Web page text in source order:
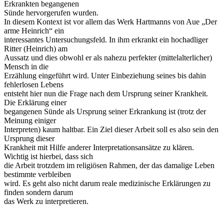
Erkrankten begangenen
Sünde hervorgerufen wurden.
In diesem Kontext ist vor allem das Werk Hartmanns von Aue „Der
arme Heinrich“ ein
interessantes Untersuchungsfeld. In ihm erkrankt ein hochadliger
Ritter (Heinrich) am
Aussatz und dies obwohl er als nahezu perfekter (mittelalterlicher)
Mensch in die
Erzählung eingeführt wird. Unter Einbeziehung seines bis dahin
fehlerlosen Lebens
entsteht hier nun die Frage nach dem Ursprung seiner Krankheit.
Die Erklärung einer
begangenen Sünde als Ursprung seiner Erkrankung ist (trotz der
Meinung einiger
Interpreten) kaum haltbar. Ein Ziel dieser Arbeit soll es also sein den
Ursprung dieser
Krankheit mit Hilfe anderer Interpretationsansätze zu klären.
Wichtig ist hierbei, dass sich
die Arbeit trotzdem im religiösen Rahmen, der das damalige Leben
bestimmte verbleiben
wird. Es geht also nicht darum reale medizinische Erklärungen zu
finden sondern darum
das Werk zu interpretieren.